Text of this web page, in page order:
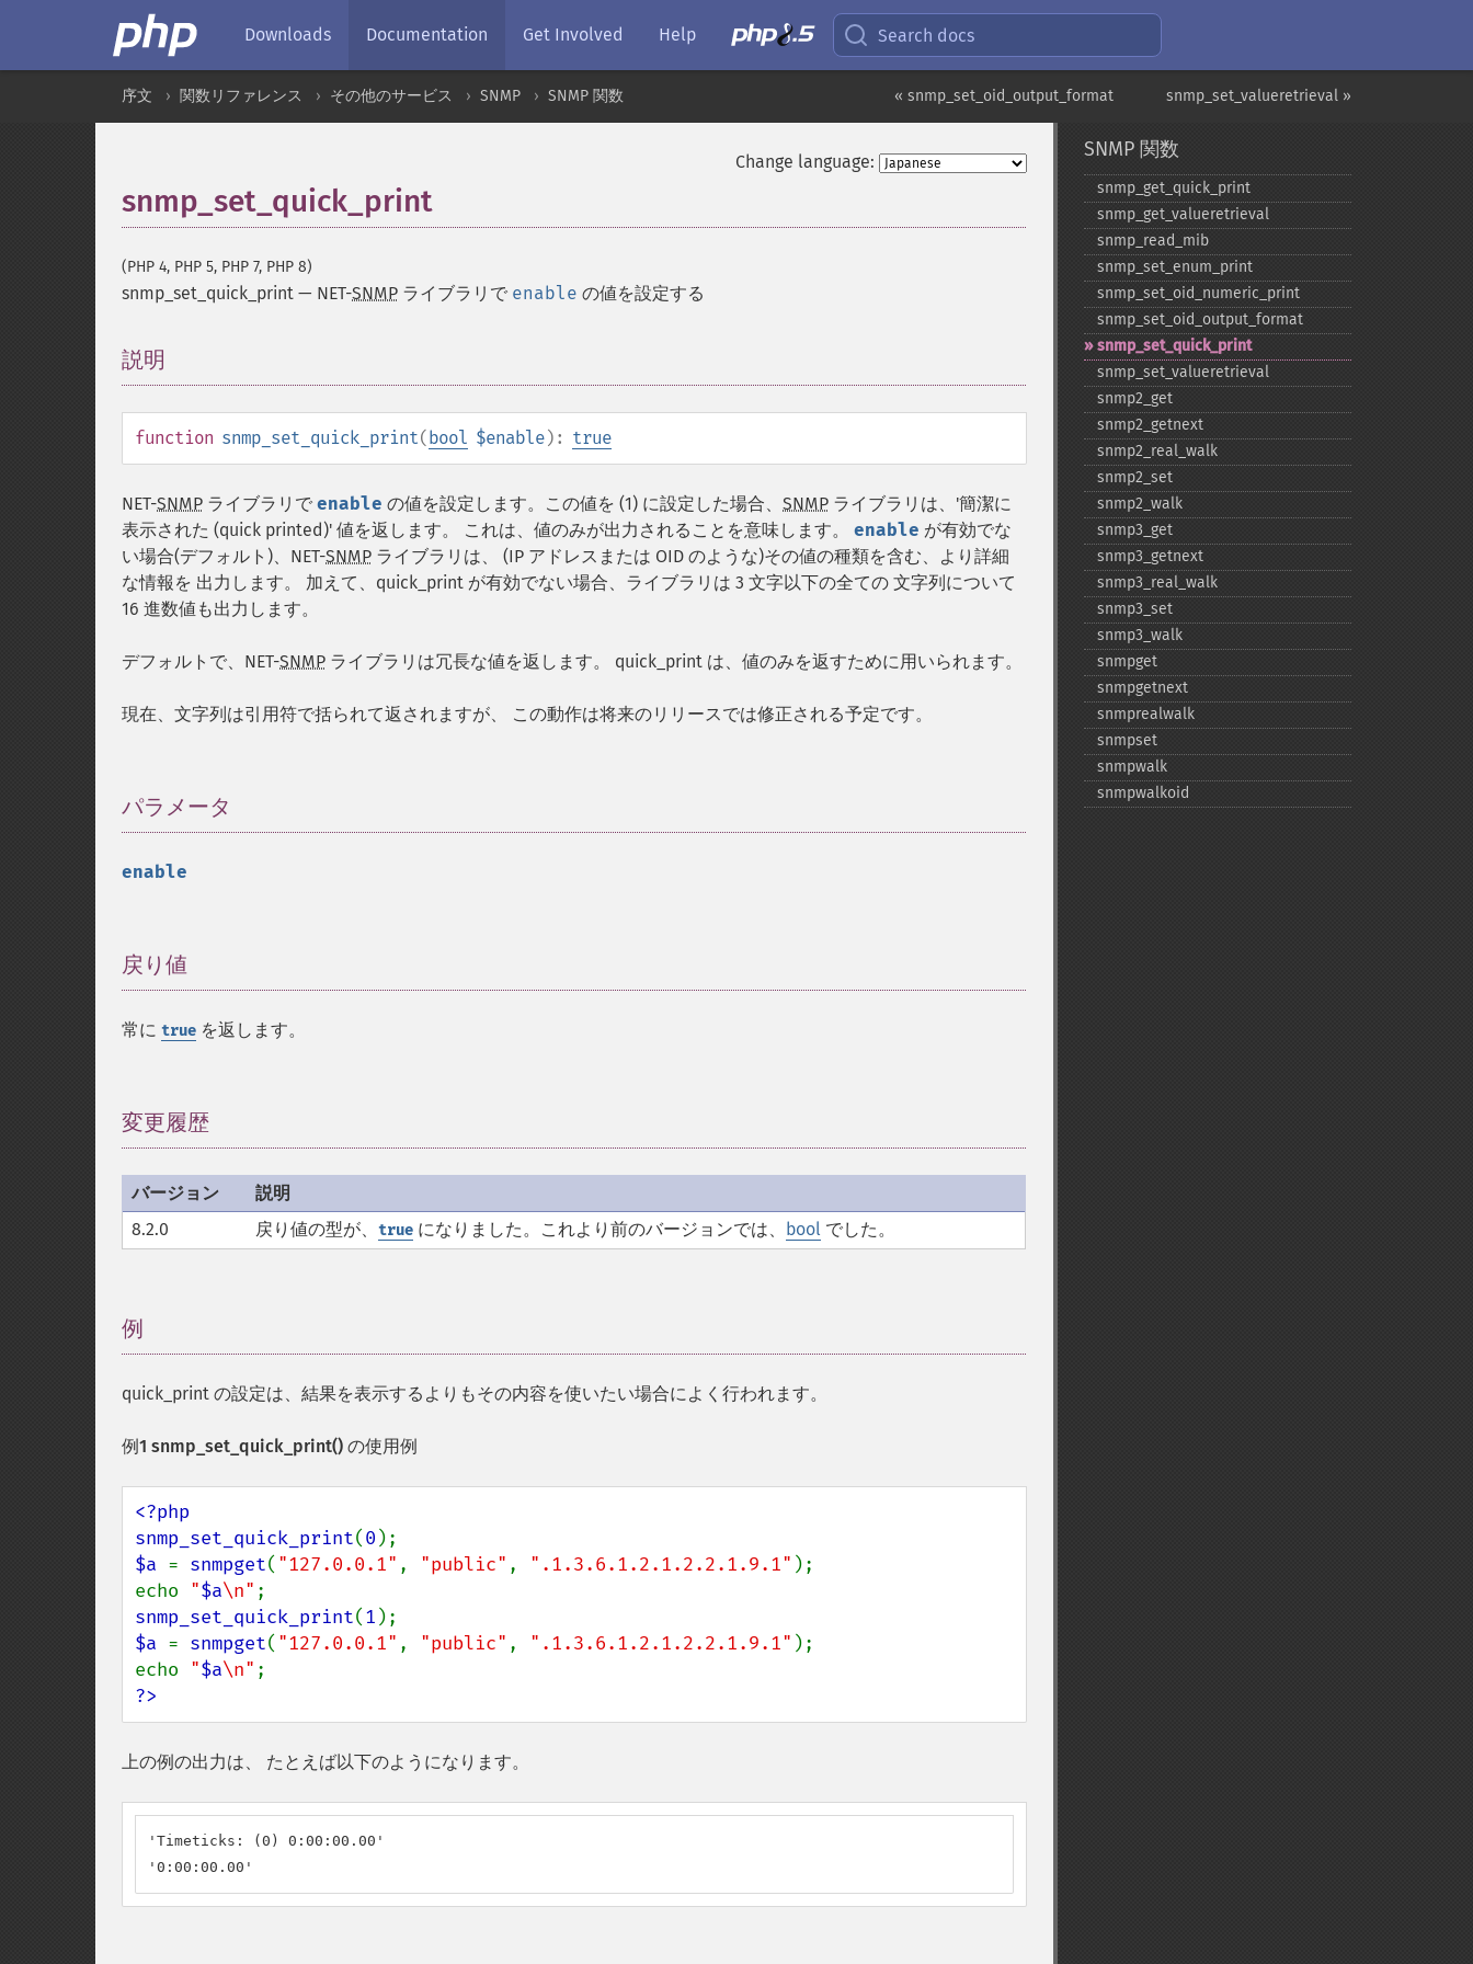
Downloads Documentation Get Involved Help Search docs
snmp_set_valueretrieval »
« snmp_set_oid_output_format
序文 関数リファレンス その他のサービス SNMP SNMP 関数
Change language:
snmp_set_quick_print
(PHP 4, PHP 5, PHP 7, PHP 8)
snmp_set_quick_print — NET-SNMP ライブラリで enable の値を設定する
説明
function snmp_set_quick_print(bool $enable): true
NET-SNMP ライブラリで enable の値を設定します。この値を (1) に設定した場合、 SNMP ライブラリは、'簡潔に
表示された (quick printed)' 値を返します。 これは、値のみが出力されることを意味します。 enable が有効でな
い場合(デフォルト)、NET-SNMP ライブラリは、 (IP アドレスまたは OID のような)その値の種類を含む、より詳細
な情報を 出力します。 加えて、quick_print が有効でない場合、ライブラリは 3 文字以下の全ての 文字列について
16 進数値も出力します。
デフォルトで、NET-SNMP ライブラリは冗長な値を返します。 quick_print は、値のみを返すために用いられます。
現在、文字列は引用符で括られて返されますが、 この動作は将来のリリースでは修正される予定です。
パラメータ
enable
戻り値
常に true を返します。
変更履歴
バージョン
説明
8.2.0
戻り値の型が、 true になりました。これより前のバージョンでは、 bool でした。
例
quick_print の設定は、結果を表示するよりもその内容を使いたい場合によく行われます。
例1 snmp_set_quick_print() の使用例
<?php
snmp_set_quick_print(0
$a = snmpget( "127.0.0.1" , "public" , ".1.3.6.1.2.1.2.2.1.9.1" );
echo "$a\n"
snmp_set_quick_print(1
$a = snmpget( "127.0.0.1" , "public" , ".1.3.6.1.2.1.2.2.1.9.1" );
echo "$a\n"
?>
上の例の出力は、 たとえば以下のようになります。
'Timeticks: (0) 0:00:00.00'
'0:00:00.00'
SNMP 関数
snmp_​get_​quick_​print
snmp_​get_​valueretrieval
snmp_​read_​mib
snmp_​set_​enum_​print
snmp_​set_​oid_​numeric_​print
snmp_​set_​oid_​output_​format
snmp_​set_​quick_​print
snmp_​set_​valueretrieval
snmp2_​get
snmp2_​getnext
snmp2_​real_​walk
snmp2_​set
snmp2_​walk
snmp3_​get
snmp3_​getnext
snmp3_​real_​walk
snmp3_​set
snmp3_​walk
snmpget
snmpgetnext
snmprealwalk
snmpset
snmpwalk
snmpwalkoid